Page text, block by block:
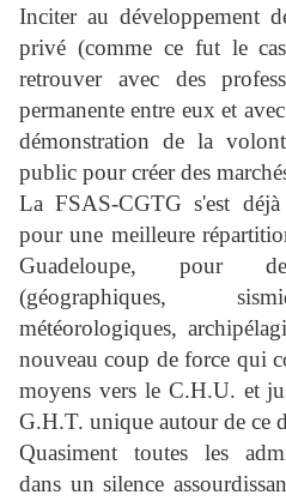
Inciter au développement
privé (comme ce fut le
retrouver avec des
permanente entre eux et
démonstration de la
public pour créer des
La FSAS-CGTG s'est
pour une meilleure
Guadeloupe, pour
(géographiques,
météorologiques,
nouveau coup de force qui
moyens vers le C.H.U. et
G.H.T. unique autour de ce
Quasiment toutes les
dans un silence